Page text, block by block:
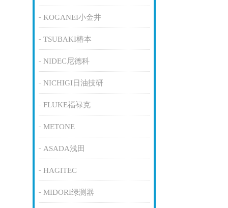
KOGANEI小金井
TSUBAKI椿本
NIDEC尼德科
NICHIGI日油技研
FLUKE福禄克
METONE
ASADA浅田
HAGITEC
MIDORI绿测器